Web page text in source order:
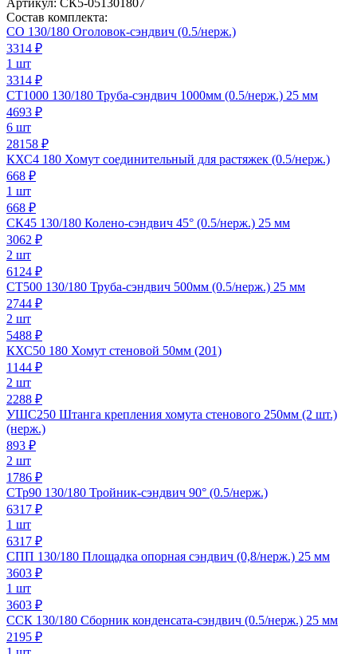
Состав комплекта:
СО 130/180 Оголовок-сэндвич (0.5/нерж.)
3314 ₽
1 шт
3314 ₽
СТ1000 130/180 Труба-сэндвич 1000мм (0.5/нерж.) 25 мм
4693 ₽
6 шт
28158 ₽
КХС4 180 Хомут соединительный для растяжек (0.5/нерж.)
668 ₽
1 шт
668 ₽
СК45 130/180 Колено-сэндвич 45° (0.5/нерж.) 25 мм
3062 ₽
2 шт
6124 ₽
СТ500 130/180 Труба-сэндвич 500мм (0.5/нерж.) 25 мм
2744 ₽
2 шт
5488 ₽
КХС50 180 Хомут стеновой 50мм (201)
1144 ₽
2 шт
2288 ₽
УШС250 Штанга крепления хомута стенового 250мм (2 шт.)
(нерж.)
893 ₽
2 шт
1786 ₽
СТр90 130/180 Тройник-сэндвич 90° (0.5/нерж.)
6317 ₽
1 шт
6317 ₽
СПП 130/180 Площадка опорная сэндвич (0,8/нерж.) 25 мм
3603 ₽
1 шт
3603 ₽
ССК 130/180 Сборник конденсата-сэндвич (0.5/нерж.) 25 мм
2195 ₽